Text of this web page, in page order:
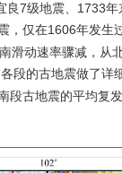
良7级地震、1733
，仅在1606年发生
滑动速率骤减，从
段的古地震做了详
段古地震的平均复